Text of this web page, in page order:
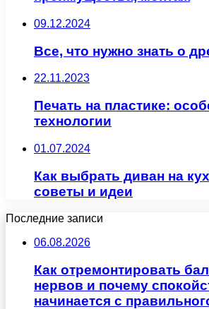
09.12.2024
Все, что нужно знать о
22.11.2023
Печать на пластике:
технологии
01.07.2024
Как выбрать диван на
советы и идеи
Последние записи
06.08.2026
Как отремонтировать
нервов и почему
начинается с